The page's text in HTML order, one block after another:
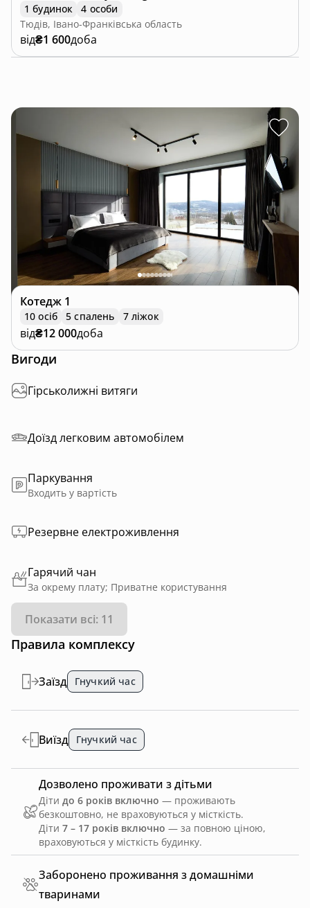
1 будинок
4 особи
Тюдів, Івано-Франківська область
від₴1 600доба
Котедж 1
10 осіб 5 спалень 7 ліжок
від₴12 000доба
Вигоди
Гірськолижні витяги
Доїзд легковим автомобілем
Паркування
Входить у вартість
Резервне електроживлення
Гарячий чан
За окрему плату; Приватне користування
Показати всі: 11
Правила комплексу
Заборонено проживання з домашніми
тваринами
Заїзд Гнучкий час
Виїзд Гнучкий час
Дозволено проживати з дітьми
Діти до 6 років включно — проживають
безкоштовно, не враховуються у місткість.
Діти 7 – 17 років включно — за повною ціною,
враховуються у місткість будинку.